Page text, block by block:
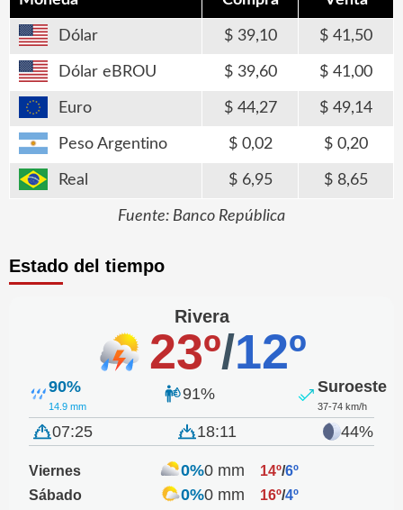
Dólar 39,10 41,50
Dólar eBROU 39,60 41,00
Euro 44,27 49,14
Peso Argentino 0,02 0,20
Real 6,95 8,65
Fuente: Banco República
Estado del tiempo
Rivera
23º/12º
90%
14.9 mm
91% Suroeste
37-74 km/h
07:25 18:11 44%
Viernes 0%0 mm 14º/6º
Sábado
0%0 mm 16º/4º